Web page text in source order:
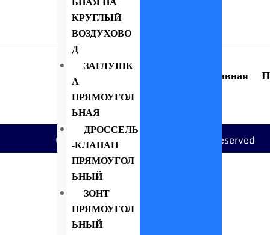
КРУГЛЫЙ
ВОЗДУХОВО
Д
ЗАГЛУШК
А
ПРЯМОУГОЛ
ЬНАЯ
ДРОССЕЛЬ
-КЛАПАН
ПРЯМОУГОЛ
ЬНЫЙ
ЗОНТ
ПРЯМОУГОЛ
ЬНЫЙ
Главная
Copyright © 2022 Itour. All rights reserved